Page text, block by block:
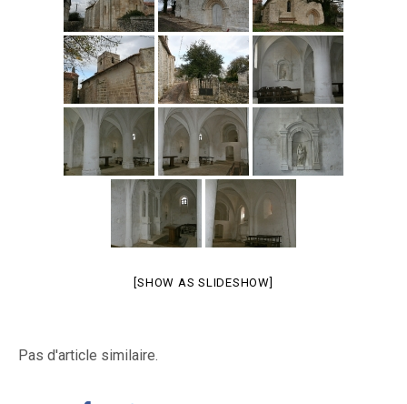
[SHOW AS SLIDESHOW]
Pas d'article similaire.